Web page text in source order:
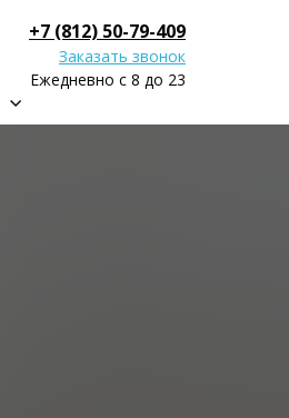
+7 (812) 50-79-409
Заказать звонок
Ежедневно с 8 до 23